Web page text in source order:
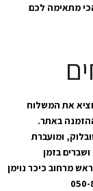
מתאימה לכם
את המשלוח
קבלת ההזמנה באתר.
ומועברת
בזמן
מרחוב כיכר נוימן